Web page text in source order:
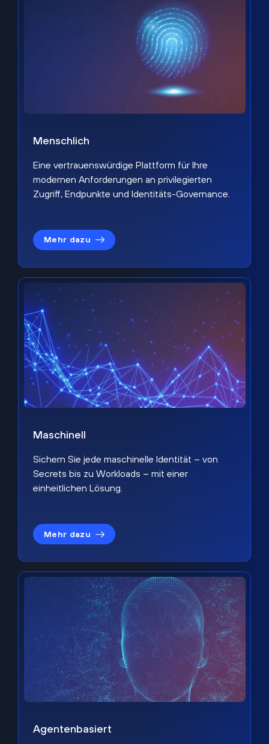
Menschlich
Eine vertrauenswürdige Plattform für Ihre
modernen Anforderungen an privilegierten
Zugriff, Endpunkte und Identitäts-Governance.
Mehr dazu
Maschinell
Sichern Sie jede maschinelle Identität – von
Secrets bis zu Workloads – mit einer
einheitlichen Lösung.
Mehr dazu
Agentenbasiert